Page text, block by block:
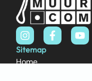
Sitemap
Home